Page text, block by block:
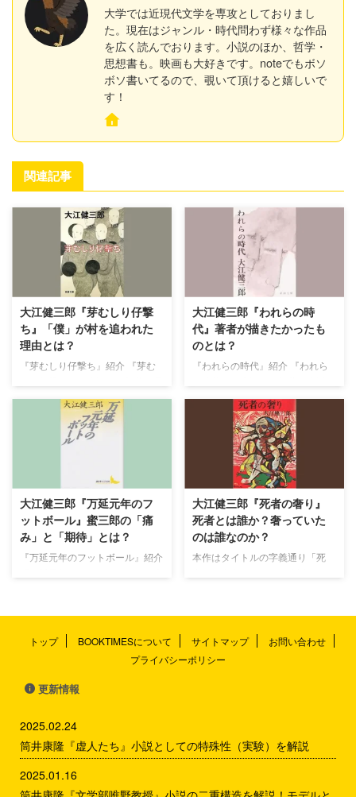
大学では近現代文学を専攻としておりまし
た。現在はジャンル・時代問わず様々な作品
を広く読んでおります。小説のほか、哲学・
思想書も。映画も大好きです。noteでもボソ
ボソ書いてるので、覗いて頂けると嬉しいで
す！
関連記事
大江健三郎『芽むしり仔撃
ち』「僕」が村を追われた
理由とは？
『芽むしり仔撃ち』紹介 『芽む
編小説で、1958年に講談社から
刊行されました。 本作は、太平
洋戦争末期、集団疎開した感化院
の少年たちが疫病の蔓延する村に
王国”を築こうと試みる姿と、そ
の連帯の崩壊を描いた作品です。
著者初の長編小説であり、初期の
大江文学の代表作として挙げられ
ることも多い一作です。 ここで
は、『芽むしり仔撃ち』のあらす
む感化院の少年たち、そして ...
大江健三郎『われらの時
代』著者が描きたかったも
のとは？
『われらの時代』紹介 『われら
で、1959年7月、中央公論社より
書き下ろしで刊行されました。
本作は、著者の作家デビューの翌
年に、2作目の長編小説として執
筆されました。 著者本人が「ぼ
くはこの小説から、反・牧歌的な
現実生活の作家になることを望ん
だのだった」と語るように、性や
暴力的な思想を克明に描き出す大
江健三郎の新たな作風を見出した
作品です。 ここでは、『われら
の頼子と自堕落な生活を送るな ...
大江健三郎『万延元年のフ
ットボール』蜜三郎の「痛
み」と「期待」とは？
『万延元年のフットボール』紹介
に連載されました。 本作は、幕
末期の1860年とそのちょうど100
年後であり学生運動が激化してい
た1960年、時代の転換点となっ
た２つの象徴的な元号をモチーフ
です。 著者の作風の転換点とも
いわれる作品であり、ノーベル文
学賞の受賞理由において代表作と
してその名が挙げられています。
大江健三郎『死者の奢り』
死者とは誰か？奢っていた
のは誰なのか？
本作はタイトルの字義通り「死
うか。ここでは、そんな『死者の
奢り』についてのあらすじ・考
察・感想をまとめていきます。主
人公である大学生の「僕」は、と
トップ BOOKTIMESについて サイトマップ
お問い合わせ
プライバシーポリシー
更新情報
2025.02.24
筒井康隆『虚人たち』小説としての特殊性（実験）を解説
2025.01.16